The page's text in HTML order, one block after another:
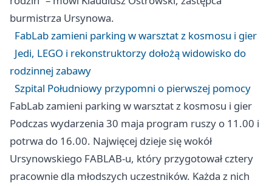
burmistrza Ursynowa.
FabLab zamieni parking w warsztat z kosmosu i gier
Jedi, LEGO i rekonstruktorzy dołożą widowisko do
rodzinnej zabawy
Szpital Południowy przypomni o pierwszej pomocy
FabLab zamieni parking w warsztat z kosmosu i gier
Podczas wydarzenia 30 maja program ruszy o 11.00 i
potrwa do 16.00. Najwięcej dzieje się wokół
Ursynowskiego FABLAB-u, który przygotował cztery
pracownie dla młodszych uczestników. Każda z nich